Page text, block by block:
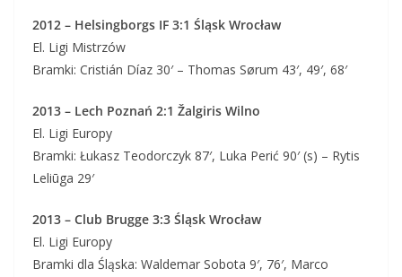
2012 – Helsingborgs IF 3:1 Śląsk Wrocław
El. Ligi Mistrzów
Bramki: Cristián Díaz 30′ – Thomas Sørum 43′, 49′, 68′
2013 – Lech Poznań 2:1 Žalgiris Wilno
El. Ligi Europy
Bramki: Łukasz Teodorczyk 87′, Luka Perić 90′ (s) – Rytis
Leliūga 29′
2013 – Club Brugge 3:3 Śląsk Wrocław
El. Ligi Europy
Bramki dla Śląska: Waldemar Sobota 9′, 76′, Marco